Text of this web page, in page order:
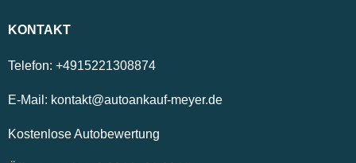
KONTAKT
Telefon: +4915221308874
E-Mail: kontakt@autoankauf-meyer.de
Kostenlose Autobewertung